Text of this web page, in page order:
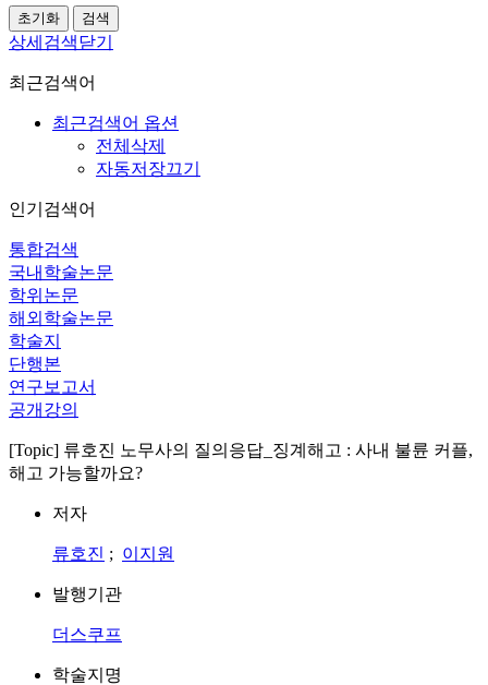
상세검색닫기
최근검색어
최근검색어 옵션
전체삭제
자동저장끄기
인기검색어
통합검색
국내학술논문
학위논문
해외학술논문
학술지
단행본
연구보고서
공개강의
[Topic] 류호진 노무사의 질의응답_징계해고 : 사내 불륜 커플,
해고 가능할까요?
저자
류호진 ; 이지원
발행기관
더스쿠프
학술지명